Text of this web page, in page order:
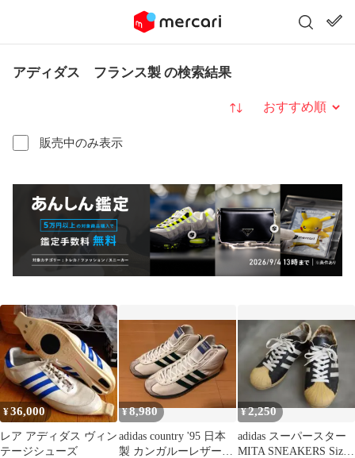
アディダス フランス製 の検索結果
販売中のみ表示
並び替え
¥36,000
レア アディダス ヴィン
テージシューズ
¥8,980
adidas country '95 日本
製 カンガルーレザー
¥2,250
adidas スーパースター
MITA SNEAKERS Size